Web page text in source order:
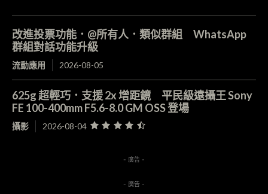
改進投票功能．@所有人．類似群組 WhatsApp
群組對話功能升級
流動應用 2026-08-05
625g 超輕巧．支援 2x 增距鏡 平民級遠攝王 Sony
FE 100-400mm F5.6-8.0 GM OSS 登場
攝影 2026-08-04
- 廣告 -
- 廣告 -